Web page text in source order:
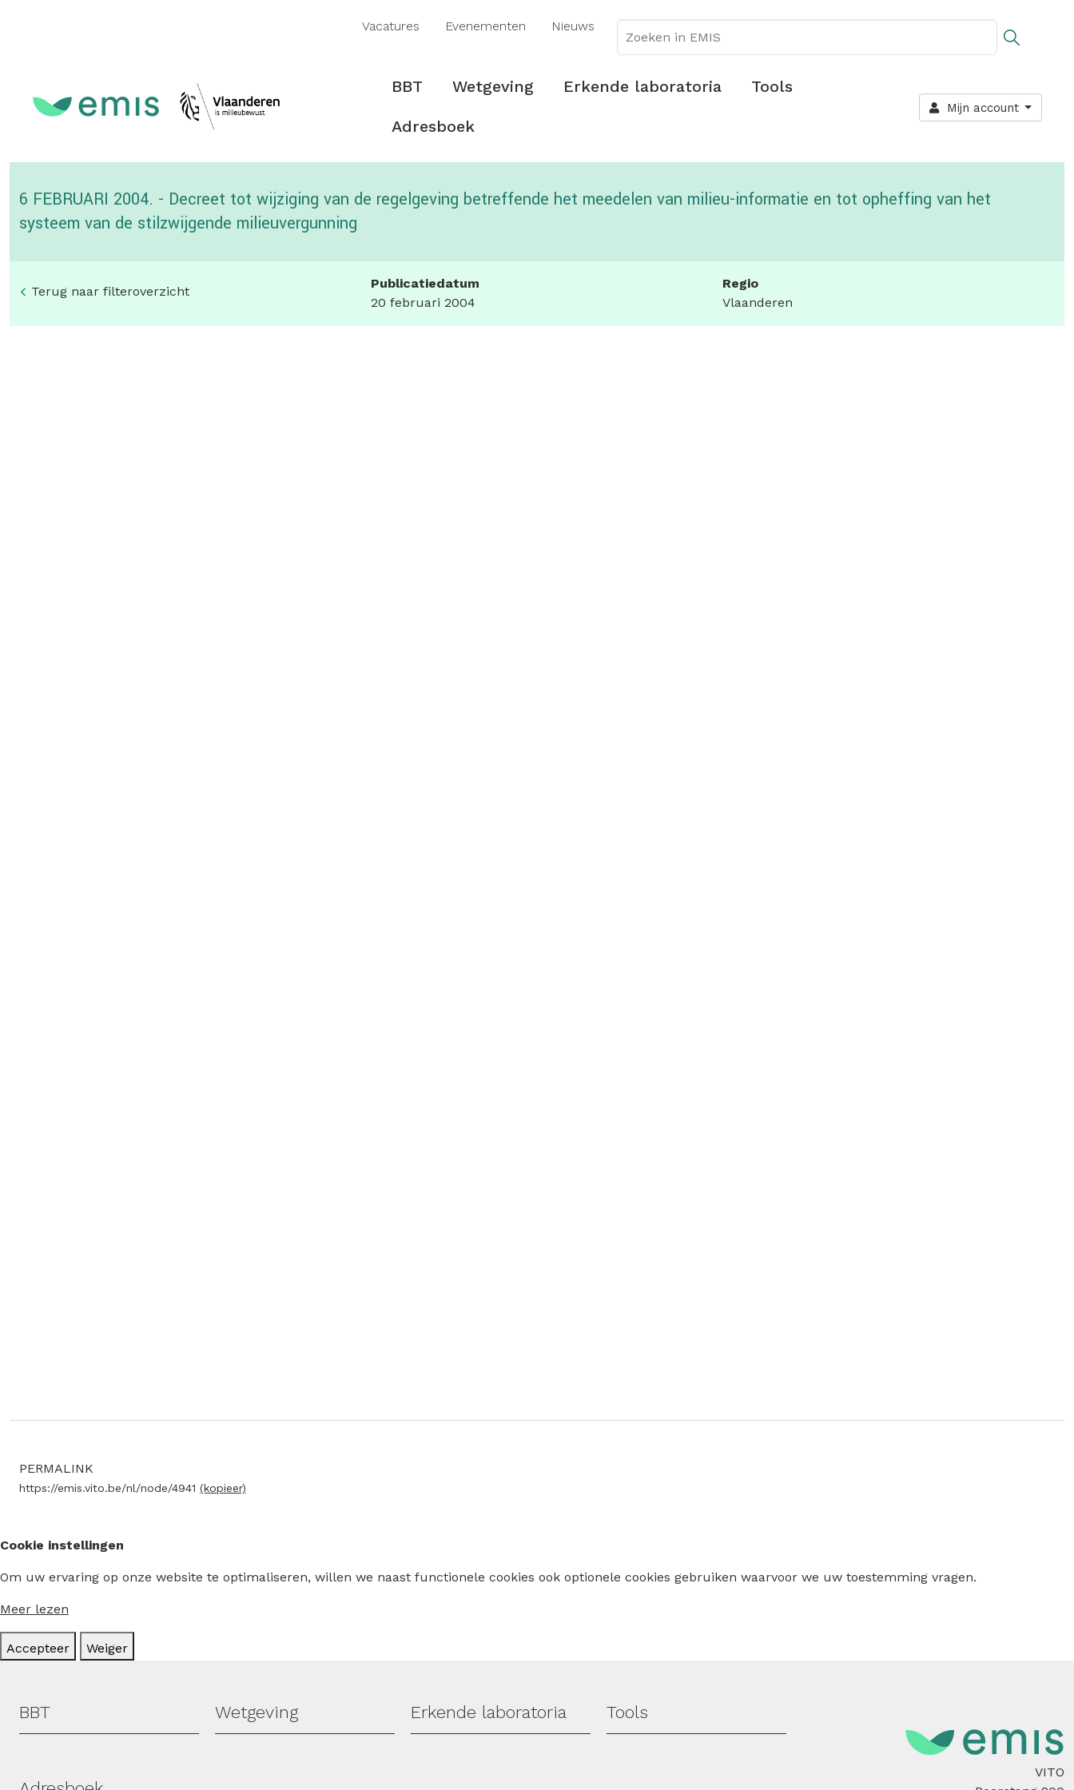
inhoud
Vacatures Evenementen Nieuws
Hoofdmenu
BBT Wetgeving Erkende laboratoria Tools
Adresboek
Mijn account
6 FEBRUARI 2004. - Decreet tot wijziging van de regelgeving betreffende het meedelen van milieu-informatie en tot opheffing van het
systeem van de stilzwijgende milieuvergunning
Terug naar filteroverzicht
Publicatiedatum
20 februari 2004
Regio
Vlaanderen
PERMALINK
https://emis.vito.be/nl/node/4941 (kopieer)
Cookie instellingen
Om uw ervaring op onze website te optimaliseren, willen we naast functionele cookies ook optionele cookies gebruiken waarvoor we uw toestemming vragen.
Meer lezen
Accepteer Weiger
Hoofdmenu
BBT Wetgeving Erkende laboratoria Tools
VITO